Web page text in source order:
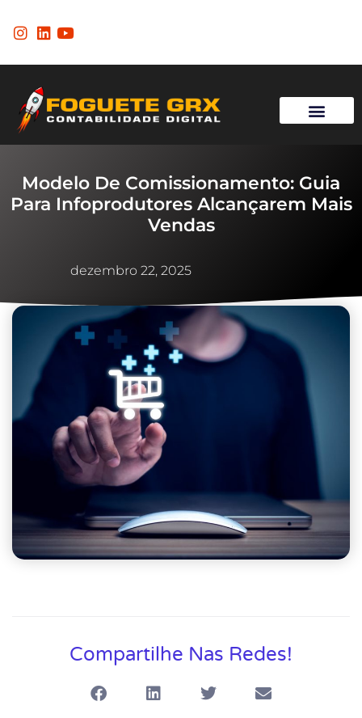
Modelo De Comissionamento: Guia
Para Infoprodutores Alcançarem Mais
Vendas
dezembro 22, 2025
Compartilhe Nas Redes!